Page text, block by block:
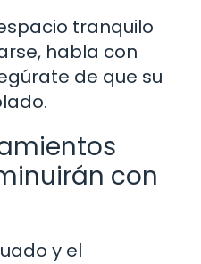
tranquilo
habla con
de que su
con
y el